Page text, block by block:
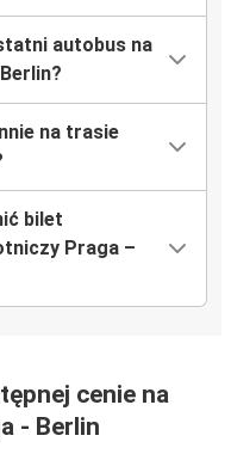
autobus na
na trasie
bilet
Praga –
cenie na
- Berlin